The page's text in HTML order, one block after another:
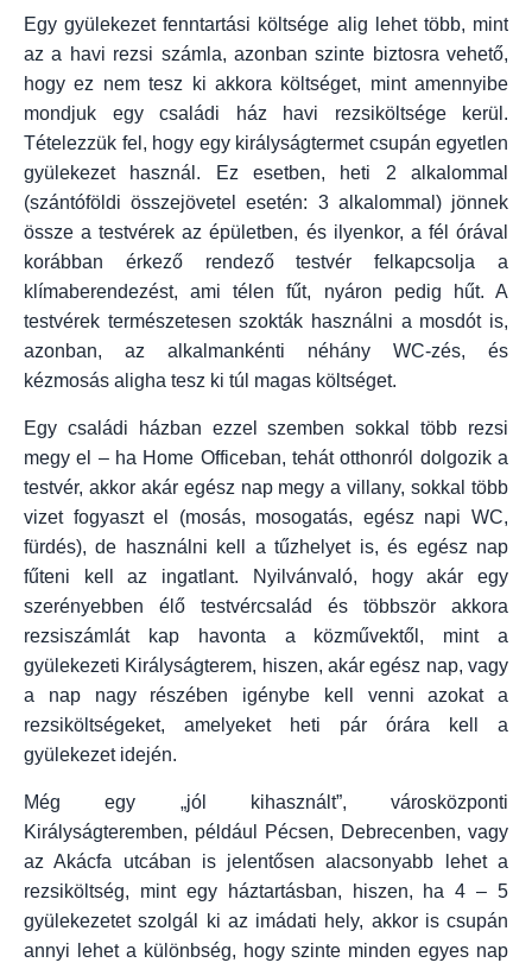
Egy gyülekezet fenntartási költsége alig lehet több, mint
az a havi rezsi számla, azonban szinte biztosra vehető,
hogy ez nem tesz ki akkora költséget, mint amennyibe
mondjuk egy családi ház havi rezsiköltsége kerül.
Tételezzük fel, hogy egy királyságtermet csupán egyetlen
gyülekezet használ. Ez esetben, heti 2 alkalommal
(szántóföldi összejövetel esetén: 3 alkalommal) jönnek
össze a testvérek az épületben, és ilyenkor, a fél órával
korábban érkező rendező testvér felkapcsolja a
klímaberendezést, ami télen fűt, nyáron pedig hűt. A
testvérek természetesen szokták használni a mosdót is,
azonban, az alkalmankénti néhány WC-zés, és
kézmosás aligha tesz ki túl magas költséget.
Egy családi házban ezzel szemben sokkal több rezsi
megy el – ha Home Officeban, tehát otthonról dolgozik a
testvér, akkor akár egész nap megy a villany, sokkal több
vizet fogyaszt el (mosás, mosogatás, egész napi WC,
fürdés), de használni kell a tűzhelyet is, és egész nap
fűteni kell az ingatlant. Nyilvánvaló, hogy akár egy
szerényebben élő testvércsalád és többször akkora
rezsiszámlát kap havonta a közművektől, mint a
gyülekezeti Királyságterem, hiszen, akár egész nap, vagy
a nap nagy részében igénybe kell venni azokat a
rezsiköltségeket, amelyeket heti pár órára kell a
gyülekezet idején.
Még egy „jól kihasznált”, városközponti
Királyságteremben, például Pécsen, Debrecenben, vagy
az Akácfa utcában is jelentősen alacsonyabb lehet a
rezsiköltség, mint egy háztartásban, hiszen, ha 4 – 5
gyülekezetet szolgál ki az imádati hely, akkor is csupán
annyi lehet a különbség, hogy szinte minden egyes nap